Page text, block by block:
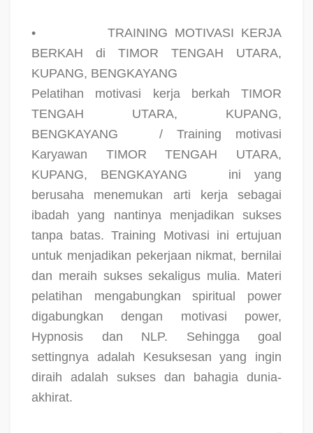
•
TRAINING MOTIVASI KERJA
BERKAH di TIMOR TENGAH UTARA,
KUPANG, BENGKAYANG
Pelatihan motivasi kerja berkah TIMOR
TENGAH UTARA, KUPANG,
BENGKAYANG
/ Training motivasi
Karyawan TIMOR TENGAH UTARA,
KUPANG, BENGKAYANG
ini yang
berusaha menemukan arti kerja sebagai
ibadah yang nantinya menjadikan sukses
tanpa batas. Training Motivasi ini ertujuan
untuk menjadikan pekerjaan nikmat, bernilai
dan meraih sukses sekaligus mulia. Materi
pelatihan mengabungkan spiritual power
digabungkan dengan motivasi power,
Hypnosis dan NLP. Sehingga goal
settingnya adalah Kesuksesan yang ingin
diraih adalah sukses dan bahagia dunia-
akhirat.